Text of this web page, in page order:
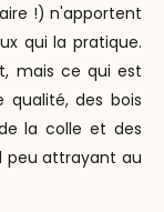
!) n'apportent
qui la pratique.
mais ce qui est
des bois
la colle et des
peu attrayant au